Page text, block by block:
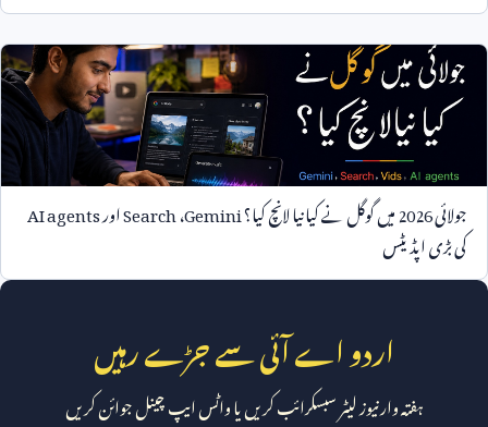
جولائی2026میں گوگل نے کیا نیا لانچ کیا؟Gemini،SearchاورAI agents
کی بڑی اپڈیٹس
اردو اے آئی سے جڑے رہیں
ہفتہ وار نیوز لیٹر سبسکرائب کریں یا واٹس ایپ چینل جوائن کریں